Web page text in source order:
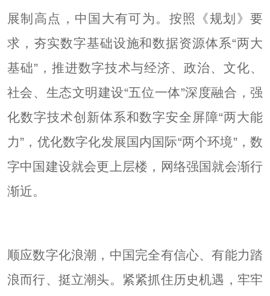
展制高点，中国大有可为。按照《规划》要
求，夯实数字基础设施和数据资源体系“两大
基础”，推进数字技术与经济、政治、文化、
社会、生态文明建设“五位一体”深度融合，强
化数字技术创新体系和数字安全屏障“两大能
力”，优化数字化发展国内国际“两个环境”，数
字中国建设就会更上层楼，网络强国就会渐行
渐近。
顺应数字化浪潮，中国完全有信心、有能力踏
浪而行、挺立潮头。紧紧抓住历史机遇，牢牢